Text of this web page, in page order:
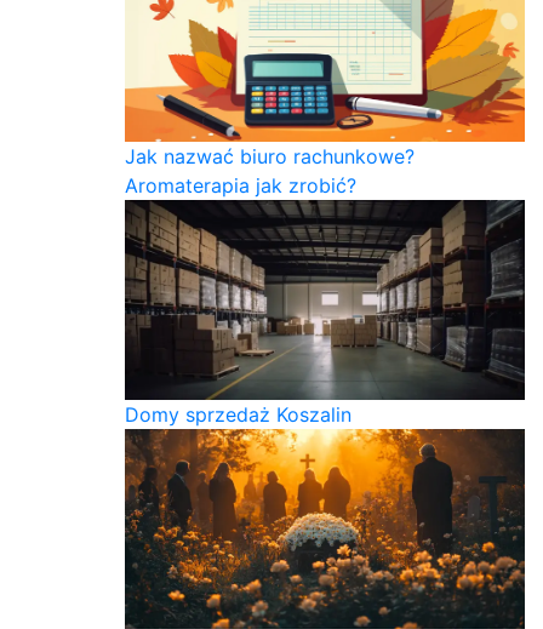
Jak nazwać biuro rachunkowe?
Aromaterapia jak zrobić?
Domy sprzedaż Koszalin